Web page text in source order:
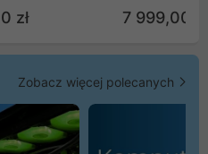
zł 7 999,00 zł
Zobacz więcej polecanych